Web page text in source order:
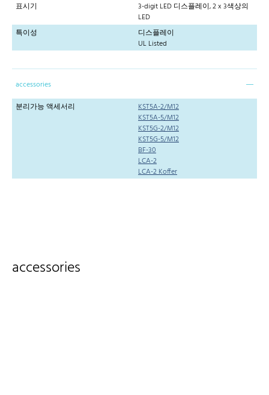
표시기
3-digit LED 디스플레이, 2 x 3색상의
LED
특이성
디스플레이
UL Listed
accessories
분리가능 액세서리
KST5A-2/M12
KST5A-5/M12
KST5G-2/M12
KST5G-5/M12
BF-30
LCA-2
LCA-2 Koffer
accessories